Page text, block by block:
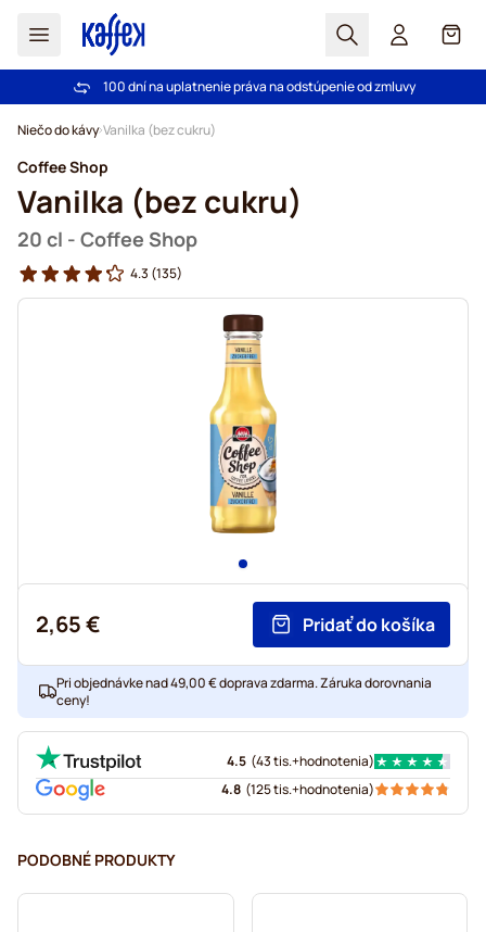
Hľadať Košík
Pri objednávke nad 49,00 € doprava zdarma
100 dní na uplatnenie práva na odstúpenie od zmluvy
Niečo do kávy Vanilka (bez cukru)
Coffee Shop
Vanilka (bez cukru)
20 cl - Coffee Shop
4.3 (135)
2,65 € Pridať do košíka
Pri objednávke nad 49,00 € doprava zdarma. Záruka dorovnania
ceny!
4.5 (43 tis.+hodnotenia)
4.8 (125 tis.+hodnotenia)
PODOBNÉ PRODUKTY